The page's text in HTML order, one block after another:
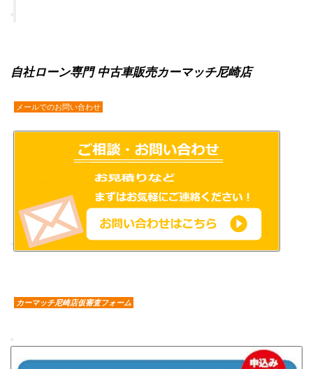
自社ローン専門 中古車販売カーマッチ尼崎店
メールでのお問い合わせ
カーマッチ尼崎店仮審査フォーム